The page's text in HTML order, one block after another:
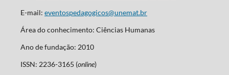
E-mail: eventospedagogicos@unemat.br
Área do conhecimento: Ciências Humanas
Ano de fundação: 2010
ISSN: 2236-3165 (online)